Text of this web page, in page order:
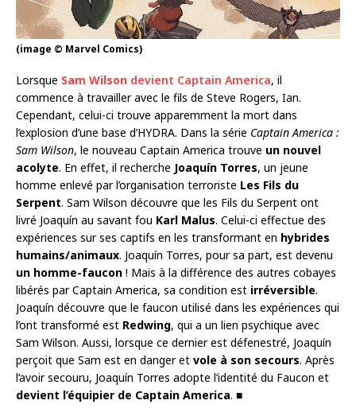
(image © Marvel Comics)
Lorsque Sam Wilson devient Captain America, il
commence à travailler avec le fils de Steve Rogers, Ian.
Cependant, celui-ci trouve apparemment la mort dans
l’explosion d’une base d’HYDRA. Dans la série Captain America :
Sam Wilson, le nouveau Captain America trouve un nouvel
acolyte. En effet, il recherche Joaquín Torres, un jeune
homme enlevé par l’organisation terroriste Les Fils du
Serpent. Sam Wilson découvre que les Fils du Serpent ont
livré Joaquín au savant fou Karl Malus. Celui-ci effectue des
expériences sur ses captifs en les transformant en hybrides
humains/animaux. Joaquín Torres, pour sa part, est devenu
un homme-faucon ! Mais à la différence des autres cobayes
libérés par Captain America, sa condition est irréversible.
Joaquín découvre que le faucon utilisé dans les expériences qui
l’ont transformé est Redwing, qui a un lien psychique avec
Sam Wilson. Aussi, lorsque ce dernier est défenestré, Joaquín
perçoit que Sam est en danger et vole à son secours. Après
l’avoir secouru, Joaquín Torres adopte l’identité du Faucon et
devient l’équipier de Captain America. ■